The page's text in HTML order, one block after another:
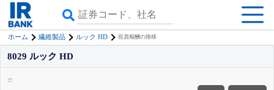
ホーム 繊維製品 ルック HD 役員報酬の推移
8029 ルック HD